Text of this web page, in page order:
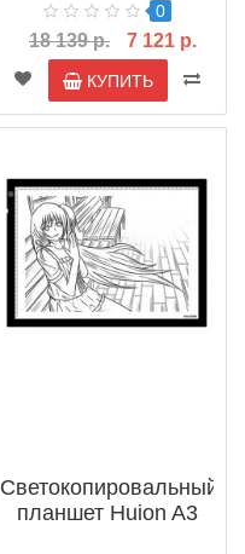
0
18 139 р. 7 121 р.
КУПИТЬ
Светокопировальный
планшет Huion A3